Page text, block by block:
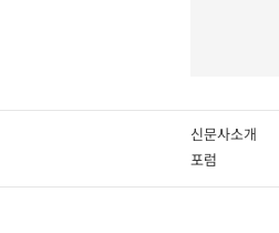
신문사소개
포럼